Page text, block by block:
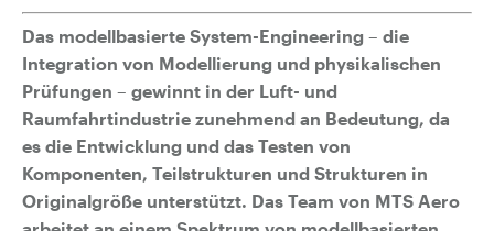
Das modellbasierte System-Engineering – die
Integration von Modellierung und physikalischen
Prüfungen – gewinnt in der Luft- und
Raumfahrtindustrie zunehmend an Bedeutung, da
es die Entwicklung und das Testen von
Komponenten, Teilstrukturen und Strukturen in
Originalgröße unterstützt. Das Team von MTS Aero